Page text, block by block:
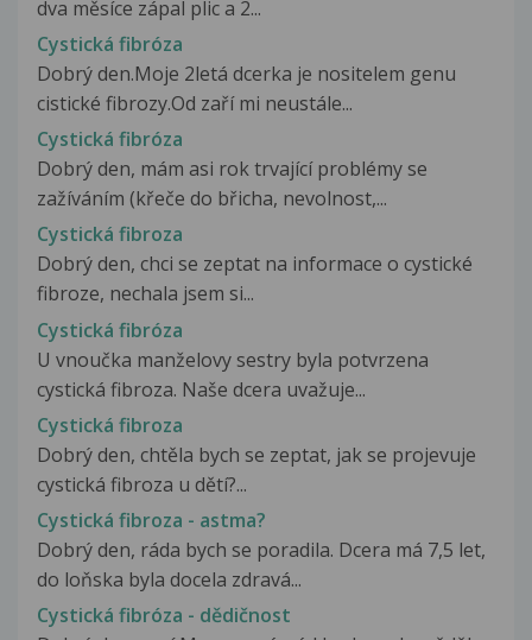
dva měsíce zápal plic a 2...
Cystická fibróza
Dobrý den.Moje 2letá dcerka je nositelem genu
cistické fibrozy.Od zaří mi neustále...
Cystická fibróza
Dobrý den, mám asi rok trvající problémy se
zažíváním (křeče do břicha, nevolnost,...
Cystická fibroza
Dobrý den, chci se zeptat na informace o cystické
fibroze, nechala jsem si...
Cystická fibróza
U vnoučka manželovy sestry byla potvrzena
cystická fibroza. Naše dcera uvažuje...
Cystická fibroza
Dobrý den, chtěla bych se zeptat, jak se projevuje
cystická fibroza u dětí?...
Cystická fibroza - astma?
Dobrý den, ráda bych se poradila. Dcera má 7,5 let,
do loňska byla docela zdravá...
Cystická fibróza - dědičnost